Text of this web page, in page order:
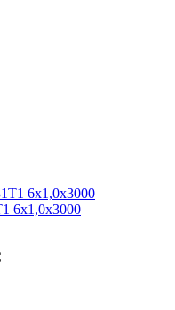
6x1,0x3000